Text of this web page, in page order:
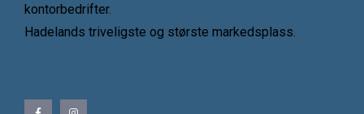
kontorbedrifter.
Hadelands triveligste og største markedsplass.